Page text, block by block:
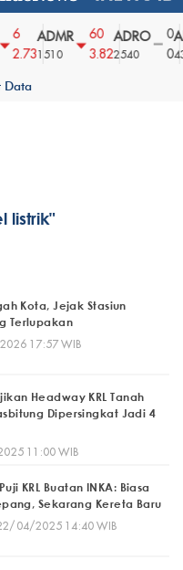
2.73
ADMR
1510
60
3.82
ADRO
2540 43
Data
listrik"
Kota, Jejak Stasiun
Terlupakan
17:57 WIB
Headway KRL Tanah
Dipersingkat Jadi 4
11:00 WIB
KRL Buatan INKA: Biasa
Sekarang Kereta Baru
04/2025 14:40 WIB